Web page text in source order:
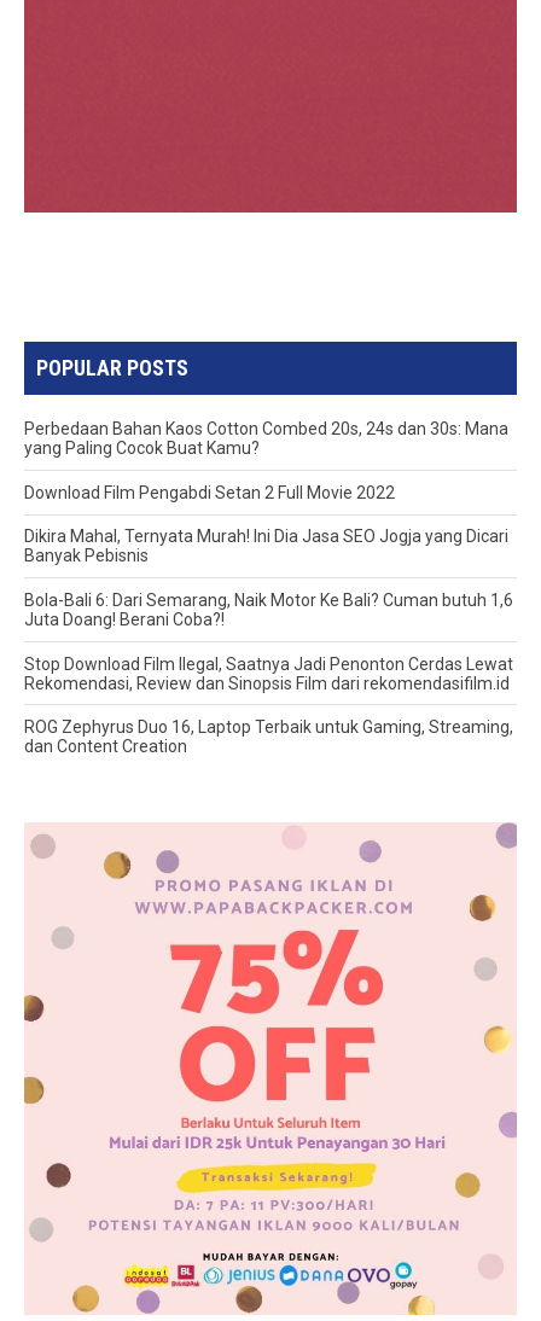
POPULAR POSTS
Perbedaan Bahan Kaos Cotton Combed 20s, 24s dan 30s: Mana
yang Paling Cocok Buat Kamu?
Download Film Pengabdi Setan 2 Full Movie 2022
Dikira Mahal, Ternyata Murah! Ini Dia Jasa SEO Jogja yang Dicari
Banyak Pebisnis
Bola-Bali 6: Dari Semarang, Naik Motor Ke Bali? Cuman butuh 1,6
Juta Doang! Berani Coba?!
Stop Download Film Ilegal, Saatnya Jadi Penonton Cerdas Lewat
Rekomendasi, Review dan Sinopsis Film dari rekomendasifilm.id
ROG Zephyrus Duo 16, Laptop Terbaik untuk Gaming, Streaming,
dan Content Creation